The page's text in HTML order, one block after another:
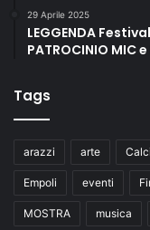
29 Aprile 2025
LEGGENDA
PATROCINIO MIC
Tags
arazzi arte
Empoli eventi
MOSTRA musica